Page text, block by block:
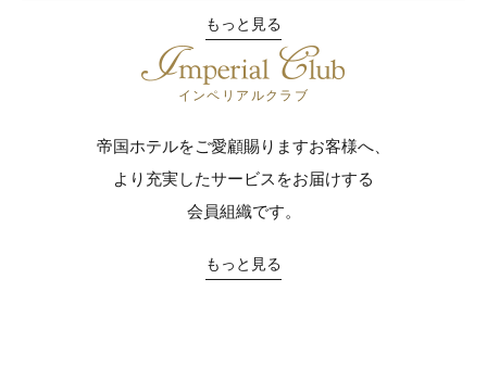
もっと見る
インペリアルクラブ
帝国ホテルをご愛顧賜りますお客様へ、
より充実したサービスをお届けする
会員組織です。
もっと見る